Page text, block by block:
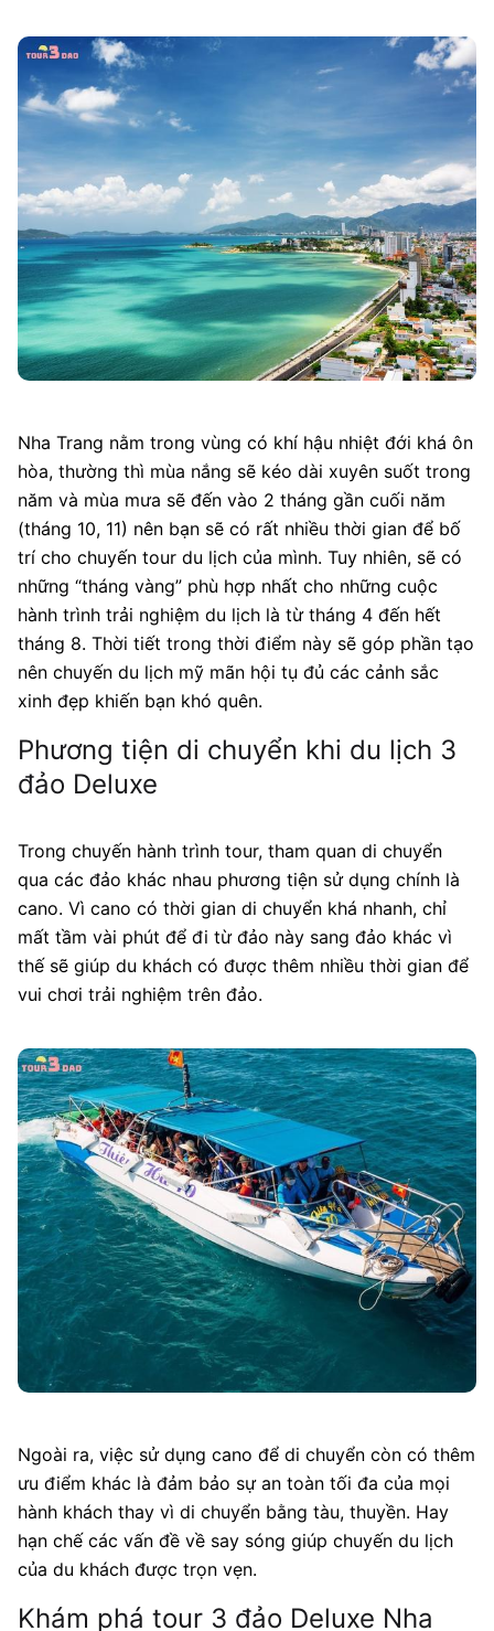
Nha Trang nằm trong vùng có khí hậu nhiệt đới khá ôn
hòa, thường thì mùa nắng sẽ kéo dài xuyên suốt trong
năm và mùa mưa sẽ đến vào 2 tháng gần cuối năm
(tháng 10, 11) nên bạn sẽ có rất nhiều thời gian để bố
trí cho chuyến tour du lịch của mình. Tuy nhiên, sẽ có
những “tháng vàng” phù hợp nhất cho những cuộc
hành trình trải nghiệm du lịch là từ tháng 4 đến hết
tháng 8. Thời tiết trong thời điểm này sẽ góp phần tạo
nên chuyến du lịch mỹ mãn hội tụ đủ các cảnh sắc
xinh đẹp khiến bạn khó quên.
Phương tiện di chuyển khi du lịch 3
đảo Deluxe
Trong chuyến hành trình tour, tham quan di chuyển
qua các đảo khác nhau phương tiện sử dụng chính là
cano. Vì cano có thời gian di chuyển khá nhanh, chỉ
mất tầm vài phút để đi từ đảo này sang đảo khác vì
thế sẽ giúp du khách có được thêm nhiều thời gian để
vui chơi trải nghiệm trên đảo.
Ngoài ra, việc sử dụng cano để di chuyển còn có thêm
ưu điểm khác là đảm bảo sự an toàn tối đa của mọi
hành khách thay vì di chuyển bằng tàu, thuyền. Hay
hạn chế các vấn đề về say sóng giúp chuyến du lịch
của du khách được trọn vẹn.
Khám phá tour 3 đảo Deluxe Nha